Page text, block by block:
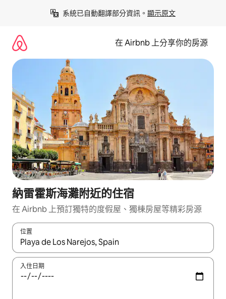
系統已自動翻譯部分資訊。 顯示原文
在 Airbnb 上分享你的房源
納雷霍斯海灘附近的住宿
在 Airbnb 上預訂獨特的度假屋、獨棟房屋等精彩房源
位置
如有搜尋結果，瀏覽內容時請使用上下箭頭，或輕點、滑動裝置。
入住日期